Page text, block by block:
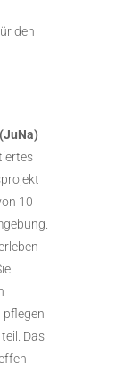
den
10
pflegen
Das